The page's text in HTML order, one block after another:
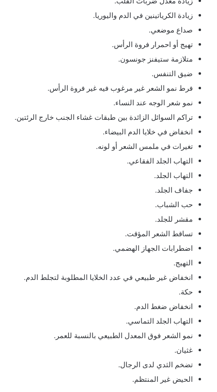
زيادة الكرياتينين في الدم واليوريا.
صداع موضعي.
تهيج أو احمرار فروة الرأس.
متلازمة ستيفنز جونسون.
ضيق التنفس.
فرط نمو الشعر غير مرغوب فيه غير فروة الرأس.
نمو شعر الوجه عند النساء.
تراكم السوائل الزائدة بين طبقات غشاء الجنب خارج الرئتين.
انخفاض في خلايا الدم البيضاء.
تغيرات في ملمس الشعر أو لونه.
التهاب الجلد الفقاعي.
التهاب الجلد.
جفاف الجلد.
حب الشباب.
مقشر للجلد.
تساقط الشعر المؤقت.
اضطرابات الجهاز الهضمي.
التهيج.
انخفاض غير طبيعي في عدد الخلايا المطلوبة لتجلط الدم.
حكة.
انخفاض ضغط الدم.
التهاب الجلد التماسي.
نمو الشعر فوق المعدل الطبيعي بالنسبة للعمر.
غثيان.
تضخم الثدي لدى الرجال.
الحيض غير المنتظم.